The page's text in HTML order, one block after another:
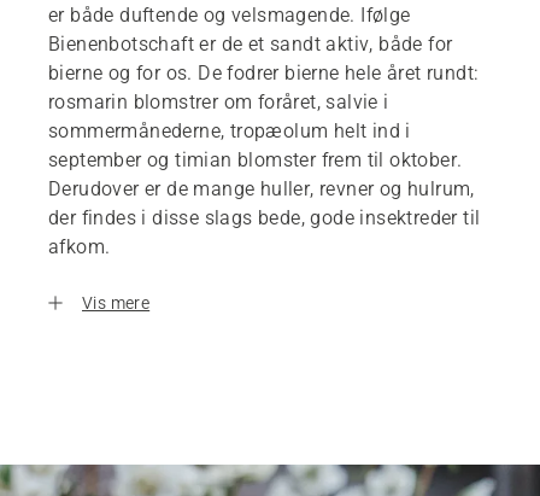
er både duftende og velsmagende. Ifølge
Bienenbotschaft er de et sandt aktiv, både for
bierne og for os. De fodrer bierne hele året rundt:
rosmarin blomstrer om foråret, salvie i
sommermånederne, tropæolum helt ind i
september og timian blomster frem til oktober.
Derudover er de mange huller, revner og hulrum,
der findes i disse slags bede, gode insektreder til
afkom.
Vis mere